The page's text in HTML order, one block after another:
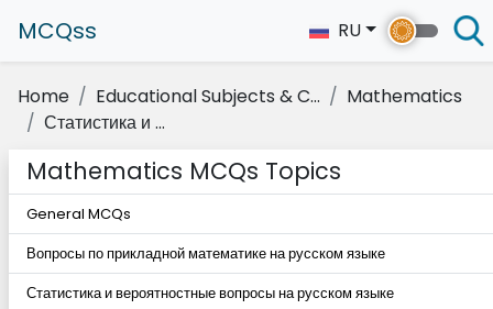
MCQss RU
Home Educational Subjects & C...
Mathematics
Статистика и ...
Mathematics MCQs Topics
General MCQs
Вопросы по прикладной математике на русском языке
Статистика и вероятностные вопросы на русском языке